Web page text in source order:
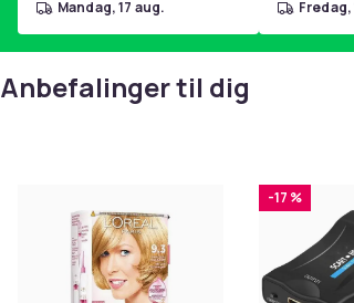
mandag, 17 aug.
Anbefalinger til dig
-17 %